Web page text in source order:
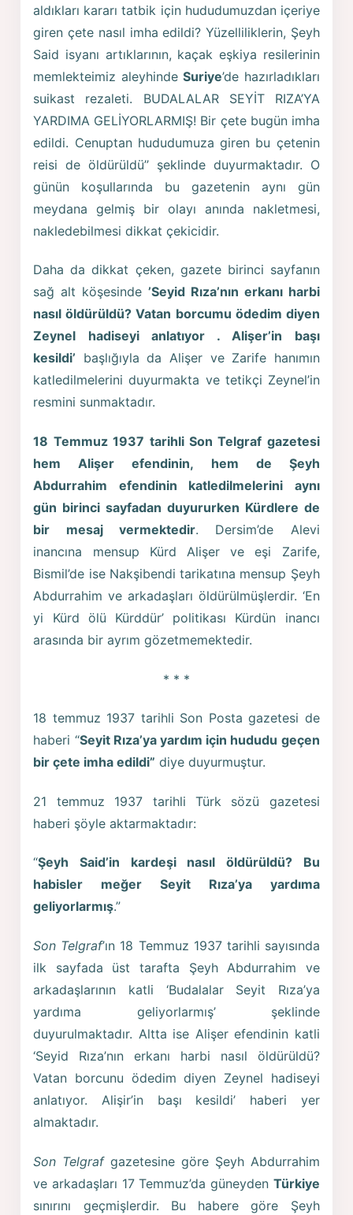
aldıkları kararı tatbik için hududumuzdan içeriye
giren çete nasıl imha edildi? Yüzelliliklerin, Şeyh
Said isyanı artıklarının, kaçak eşkiya resilerinin
memlekteimiz aleyhindeSuriye’de hazırladıkları
suikast rezaleti. BUDALALAR SEYİT RIZA’YA
YARDIMA GELİYORLARMIŞ! Bir çete bugün imha
edildi. Cenuptan hududumuza giren bu çetenin
reisi de öldürüldü’’ şeklinde duyurmaktadır. O
günün koşullarında bu gazetenin aynı gün
meydana gelmiş bir olayı anında nakletmesi,
nakledebilmesi dikkat çekicidir.
Daha da dikkat çeken, gazete birinci sayfanın
sağ alt köşesinde ’Seyid Rıza’nın erkanı harbi
nasıl öldürüldü? Vatan borcumu ödedim diyen
Zeynel hadiseyi anlatıyor . Alişer’in başı
kesildi’ başlığıyla da Alişer ve Zarife hanımın
katledilmelerini duyurmakta ve tetikçi Zeynel’in
resmini sunmaktadır.
18 Temmuz 1937 tarihli Son Telgraf gazetesi
hem Alişer efendinin, hem de Şeyh
Abdurrahim efendinin katledilmelerini aynı
gün birinci sayfadan duyururken Kürdlere de
bir mesaj vermektedir. Dersim’de Alevi
inancına mensup Kürd Alişer ve eşi Zarife,
Bismil’de ise Nakşibendi tarikatına mensup Şeyh
Abdurrahim ve arkadaşları öldürülmüşlerdir. ‘En
yi Kürd ölü Kürddür’ politikası Kürdün inancı
arasında bir ayrım gözetmemektedir.
* * *
18 temmuz 1937 tarihli Son Posta gazetesi de
haberi “Seyit Rıza’ya yardım için hududu geçen
bir çete imha edildi” diye duyurmuştur.
21 temmuz 1937 tarihli Türk sözü gazetesi
haberi şöyle aktarmaktadır:
“Şeyh Said’in kardeşi nasıl öldürüldü? Bu
habisler meğer Seyit Rıza’ya yardıma
geliyorlarmış.”
Son Telgraf’ın 18 Temmuz 1937 tarihli sayısında
ilk sayfada üst tarafta Şeyh Abdurrahim ve
arkadaşlarının katli ‘Budalalar Seyit Rıza’ya
yardıma geliyorlarmış’ şeklinde
duyurulmaktadır. Altta ise Alişer efendinin katli
‘Seyid Rıza’nın erkanı harbi nasıl öldürüldü?
Vatan borcunu ödedim diyen Zeynel hadiseyi
anlatıyor. Alişir’in başı kesildi’ haberi yer
almaktadır.
Son Telgrafgazetesine göre Şeyh Abdurrahim
ve arkadaşları 17 Temmuz’da güneyden Türkiye
sınırını geçmişlerdir. Bu habere göre Şeyh